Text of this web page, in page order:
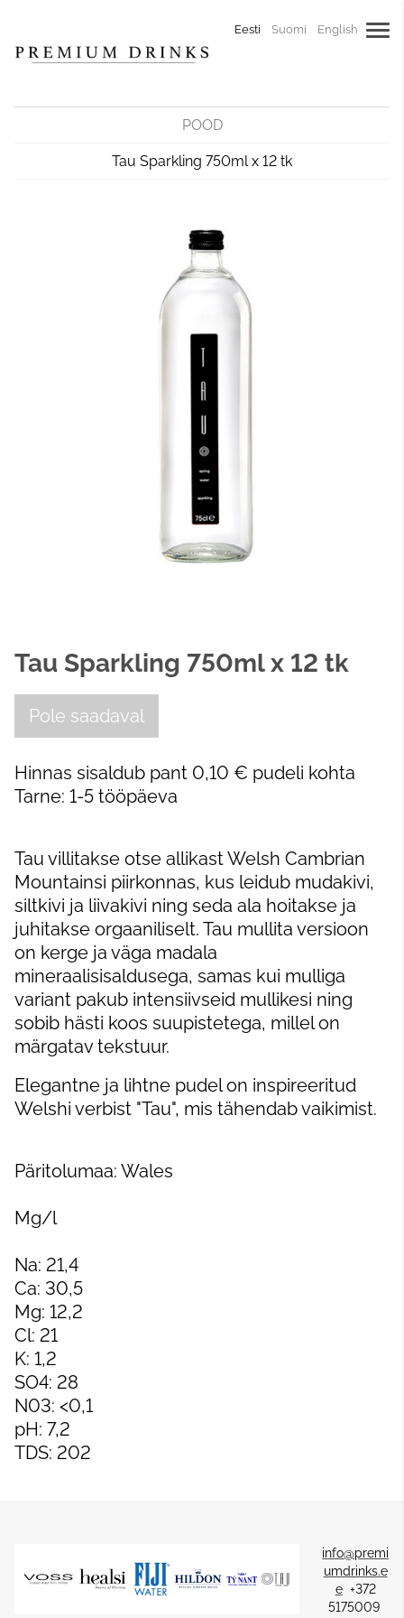
Eesti Suomi English
POOD
Tau Sparkling 750ml x 12 tk
Tau Sparkling 750ml x 12 tk
Pole saadaval
Hinnas sisaldub pant 0,10 € pudeli kohta
Tarne: 1-5 tööpäeva
Tau villitakse otse allikast Welsh Cambrian
Mountainsi piirkonnas, kus leidub mudakivi,
siltkivi ja liivakivi ning seda ala hoitakse ja
juhitakse orgaaniliselt. Tau mullita versioon
on kerge ja väga madala
mineraalisisaldusega, samas kui mulliga
variant pakub intensiivseid mullikesi ning
sobib hästi koos suupistetega, millel on
märgatav tekstuur.
Elegantne ja lihtne pudel on inspireeritud
Welshi verbist "Tau", mis tähendab vaikimist.
Päritolumaa: Wales
Mg/l
Na: 21,4
Ca: 30,5
Mg: 12,2
Cl: 21
K: 1,2
SO4: 28
N03: <0,1
pH: 7,2
TDS: 202
info@premi
umdrinks.e
e+372
5175009